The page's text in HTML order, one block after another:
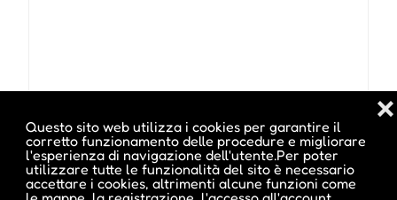
Questo sito web utilizza i cookies per garantire il
corretto funzionamento delle procedure e migliorare
l'esperienza di navigazione dell'utente.Per poter
utilizzare tutte le funzionalità del sito è necessario
accettare i cookies, altrimenti alcune funzioni come
❌
Organizzatore :
Mart Rovereto
(Vedi altri eventi di questo organizzatore)